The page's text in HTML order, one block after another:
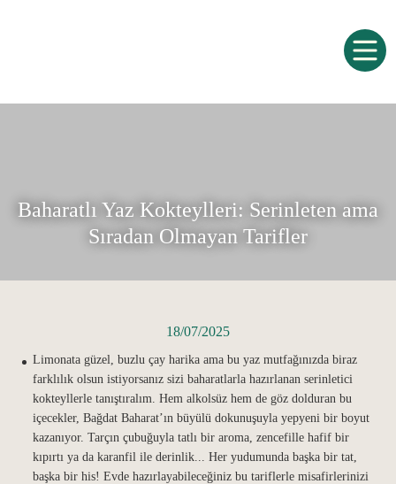
Baharatlı Yaz Kokteylleri: Serinleten ama
Sıradan Olmayan Tarifler
18/07/2025
Limonata güzel, buzlu çay harika ama bu yaz mutfağınızda biraz
farklılık olsun istiyorsanız sizi baharatlarla hazırlanan serinletici
kokteyllerle tanıştıralım. Hem alkolsüz hem de göz dolduran bu
içecekler, Bağdat Baharat’ın büyülü dokunuşuyla yepyeni bir boyut
kazanıyor. Tarçın çubuğuyla tatlı bir aroma, zencefille hafif bir
kıpırtı ya da karanfil ile derinlik... Her yudumunda başka bir tat,
başka bir his! Evde hazırlayabileceğiniz bu tariflerle misafirlerinizi